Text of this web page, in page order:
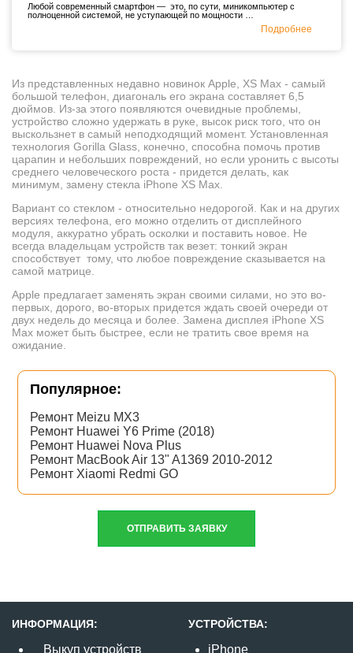
Любой современный смартфон — это, по сути, миникомпьютер с
полноценной системой, не уступающей по мощности …
Подробнее
Из представленных недавно новинок Apple, XS Max - самый
большой телефон, диагональ его экрана составляет 6,5
дюймов. Из-за этого появляются очевидные проблемы,
устройство сложно удержать в руке, высок риск того, что он
выскользнет в самый неподходящий момент. Установленная
технология Gorilla Glass, конечно, способна помочь против
царапин и небольших повреждений, но если уронить с высоты
среднего человеческого роста - придется делать, как
минимум, замену стекла iPhone XS Max.
Вариант со стеклом - относительно недорогой. Как и на других
версиях телефона, его можно отделить от дисплейного
модуля, аккуратно убрать осколки и поставить новое. Не
всегда владельцам устройств так везет: тонкий экран
способствует тому, что любое повреждение сказывается на
самой матрице.
Apple предлагает заменять экран своими силами, но это во-
первых, дорого, во-вторых придется ждать своей очереди от
двух недель до месяца и более. Замена дисплея iPhone XS
Max может быть быстрее, если не тратить свое время на
ожидание.
Популярное:
Ремонт Meizu MX3
Ремонт Huawei Y6 Prime (2018)
Ремонт Huawei Nova Plus
Ремонт MacBook Air 13" A1369 2010-2012
Ремонт Xiaomi Redmi GO
ОТПРАВИТЬ ЗАЯВКУ
ИНФОРМАЦИЯ:
Выкуп устройств
УСТРОЙСТВА:
iPhone